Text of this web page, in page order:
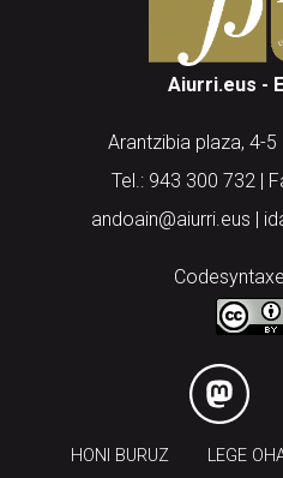
Aiurri.eus -
Arantzibia plaza, 4-5
Tel.: 943 300 732 |
andoain@aiurri.eus |
HONI BURUZ LEGE